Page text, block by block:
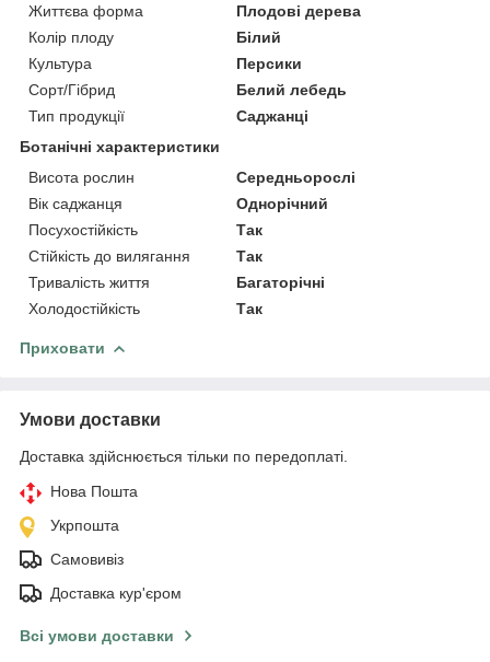
Життєва форма
Плодові дерева
Колір плоду
Білий
Культура
Персики
Сорт/Гібрид
Белий лебедь
Тип продукції
Саджанці
Ботанічні характеристики
Висота рослин
Середньорослі
Вік саджанця
Однорічний
Посухостійкість
Так
Стійкість до вилягання
Так
Тривалість життя
Багаторічні
Холодостійкість
Так
Приховати
Умови доставки
Доставка здійснюється тільки по передоплаті.
Нова Пошта
Укрпошта
Самовивіз
Доставка кур'єром
Всі умови доставки